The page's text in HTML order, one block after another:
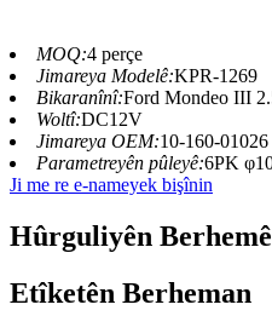
MOQ:4 perçe
Jimareya Modelê:KPR-1269
Bikaranînî:Ford Mondeo III
Woltî:DC12V
Jimareya OEM:10-160-01026
Parametreyên pûleyê:6PK
Ji me re e-nameyek bişînin
Hûrguliyên Berhemê
Etîketên Berheman